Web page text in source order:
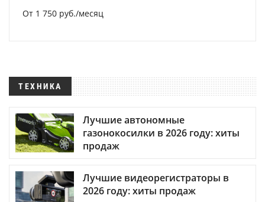
От 1 750 руб./месяц
ТЕХНИКА
Лучшие автономные
газонокосилки в 2026 году: хиты
продаж
Лучшие видеорегистраторы в
2026 году: хиты продаж